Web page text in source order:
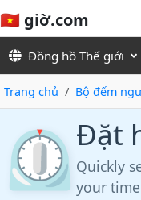
🇻🇳 giờ.com
Đồng hồ Thế giới
Trang chủ Bộ đếm
⏲️Đặt
Quickly
your